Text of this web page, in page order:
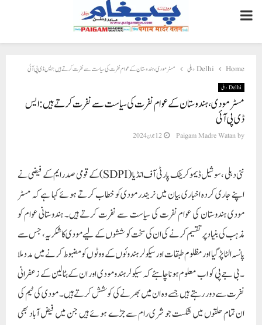
PRIMARY
MENU
Home Delhi دہلی مسٹر مودی، ہندوستان کے عوام نفرت کی سیاست سے نفرت کرتے ہیں :ایس ڈی پی آئی
Delhi دہلی
مسٹر مودی، ہندوستان کے عوام نفرت کی سیاست سے نفرت کرتے ہیں :ایس
ڈی پی آئی
by
Paigam Madre Watan 12 جون 2024
نئی دہلی ، سوشیل ڈیموکریٹک پارٹی آف انڈیا (SDPI) کے قومی صدر ایم کے فیضی نے
اپنے جاری کردہ اخباری بیان میں نریندر مودی کو خطاب کرتے ہوئے کہا ہے کہ مسٹر
مودی ہندوستان کی عوام نفرت کی سیاست سے نفرت کرتے ہیں۔ ہندوستانی عوام کو
مذہب کی بنیاد پر تقسیم کرنے کی ان کی سخت کوششوں کے لیے مودی کا شکریہ، جس سے
پانسہ الٹا پڑ گیا اور مظلوم طبقات اور سیکولر ہندوئوں کے ووٹوں کو مضبوط کرنے میں مدد ملا
۔ بی جے پی کو اب معلوم ہونا چاہئے کہ سیکولر ہندومودی اور ان کے بٹالین کے زعفرانی
نفرت سے دور رہتے ہیں جسے وہ ان میں بھرنے کی کوشش کرتے ہیں۔ مودی کی ٹیم کی
ان تمام حلقوں میں شکست جو شری رام سے جڑے ہوئے ہیں جن میں فیض آباد بھی